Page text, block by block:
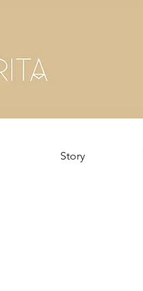
Story